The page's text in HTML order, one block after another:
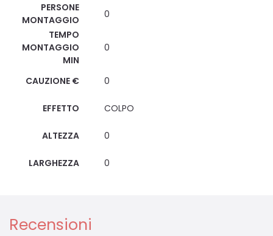
PERSONE
MONTAGGIO
0
TEMPO
MONTAGGIO
MIN
0
CAUZIONE € 0
EFFETTO COLPO
ALTEZZA 0
LARGHEZZA 0
Recensioni